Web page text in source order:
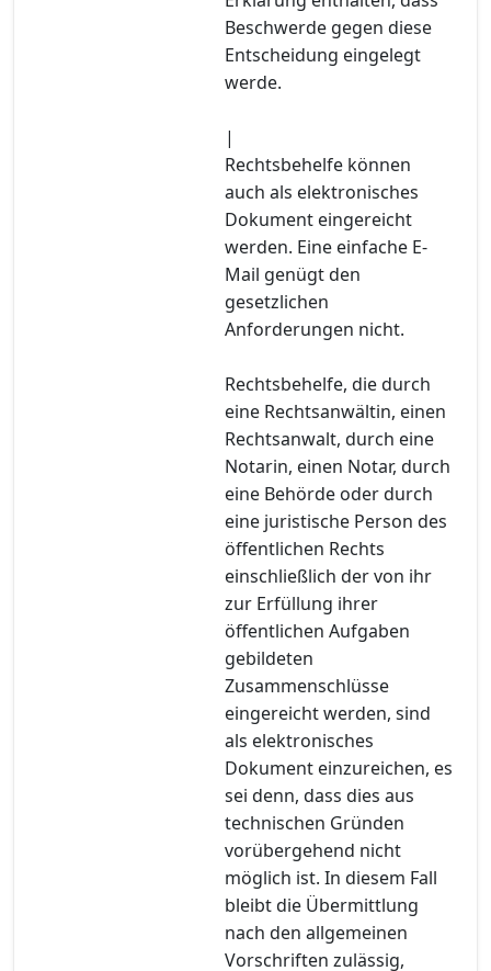
Beschwerde gegen diese
Entscheidung eingelegt
werde.
|
Rechtsbehelfe können
auch als elektronisches
Dokument eingereicht
werden. Eine einfache E-
Mail genügt den
gesetzlichen
Anforderungen nicht.
Rechtsbehelfe, die durch
eine Rechtsanwältin, einen
Rechtsanwalt, durch eine
Notarin, einen Notar, durch
eine Behörde oder durch
eine juristische Person des
öffentlichen Rechts
einschließlich der von ihr
zur Erfüllung ihrer
öffentlichen Aufgaben
gebildeten
Zusammenschlüsse
eingereicht werden, sind
als elektronisches
Dokument einzureichen, es
sei denn, dass dies aus
technischen Gründen
vorübergehend nicht
möglich ist. In diesem Fall
bleibt die Übermittlung
nach den allgemeinen
Vorschriften zulässig,